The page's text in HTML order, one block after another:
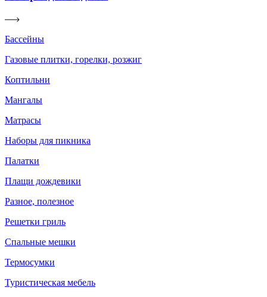
Бассейны
Газовые плитки, горелки, розжиг
Коптильни
Мангалы
Матрасы
Наборы для пикника
Палатки
Плащи дождевики
Разное, полезное
Решетки гриль
Спальные мешки
Термосумки
Туристическая мебель